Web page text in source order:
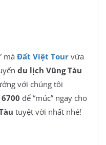
mà Đất Việt Tour vừa
du lịch Vũng Tàu
với chúng tôi
để “múc” ngay cho
tuyệt vời nhất nhé!